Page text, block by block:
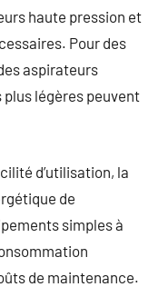
haute pression et
Pour des
aspirateurs
plus légères peuvent
d’utilisation, la
de
simples à
de maintenance.